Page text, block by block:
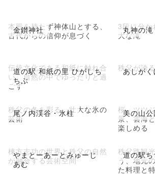
金鑚神社
本殿を持たず神体山とする、
古代からの信仰が息づく
丸神の滝
3段に分
大な滝
道の駅 和紙の里 ひがしち
ちぶ
伝統文化である和紙に触れ合
い、自然の中でゆったりと過
ごす
あしが
秩父が誇
尾ノ内渓谷・氷柱
秩父の冬を彩る、壮大な氷の
芸術
美の山公
桜、ツツ
景、雲海
楽しめる
やまとーあーとみゅーじ
あむ
棟方志功の世界と秩父の自然
が融合する芸術空間
道の駅
秩父路観
う、地元
た料理と